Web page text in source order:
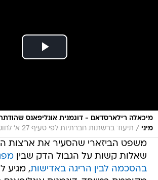
מיכאלה רילארסדאם - דוגמנית אונליפאנס
מיני / תיעוד ברשתות חברתיות לפי סעיף 27 א' לחוק זכויות יוצרים
משפט הביזארי שהסעיר את ארצות
שאלות קשות על הגבול הדק שבין
בהסכמה לבין הריגה באדישות, מגיע